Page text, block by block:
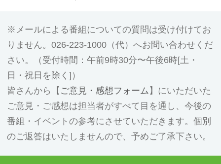
メールによる番組についての質問は受け付けてお
りません。026-223-1000（代）へお問い合わせくだ
さい。（受付時間：午前9時30分〜午後6時[土・
日・祝日を除く]）
皆さんから【 ご意見・感想フォーム 】にいただいた
ご意見・ご感想は担当者がすべて目を通し、今後の
番組・イベントの参考にさせていただきます。個別
のご返答はいたしませんので、予めご了承下さい。